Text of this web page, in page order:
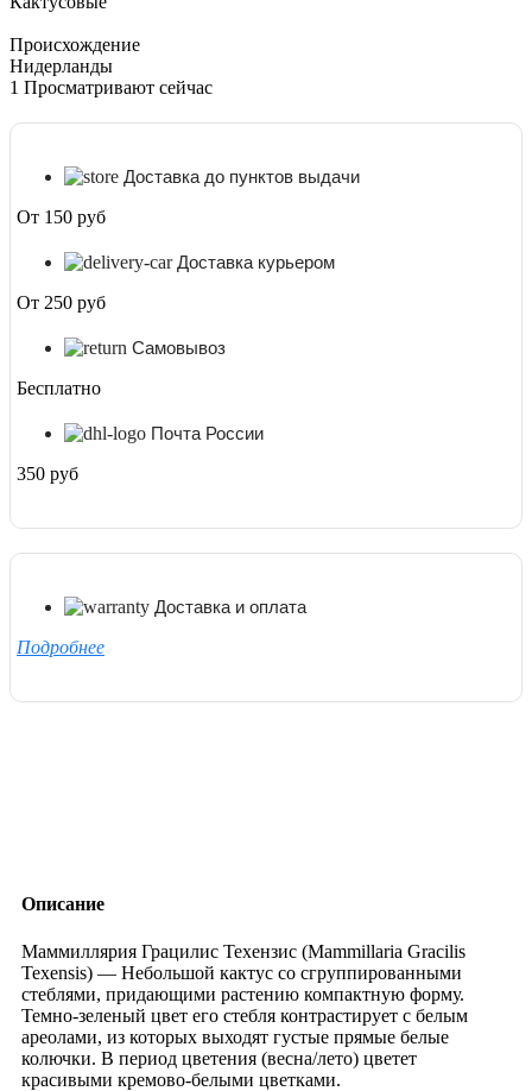
Происхождение
Нидерланды
1 Просматривают сейчас
Доставка до пунктов выдачи
От 150 руб
Доставка курьером
От 250 руб
Самовывоз
Бесплатно
Почта России
350 руб
Доставка и оплата
Подробнее
Описание
Маммиллярия Грацилис Техензис (Mammillaria Gracilis
Texensis) — Небольшой кактус со сгруппированными
стеблями, придающими растению компактную форму.
Темно-зеленый цвет его стебля контрастирует с белым
ареолами, из которых выходят густые прямые белые
колючки. В период цветения (весна/лето) цветет
красивыми кремово-белыми цветками.